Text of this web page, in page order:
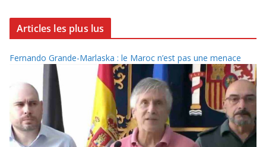
Articles les plus lus
Fernando Grande-Marlaska : le Maroc n’est pas une menace